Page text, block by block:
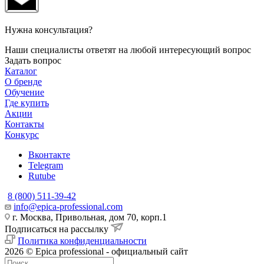
Нужна консультация?
Наши специалисты ответят на любой интересующий вопрос
Задать вопрос
Каталог
О бренде
Обучение
Где купить
Акции
Контакты
Конкурс
Вконтакте
Telegram
Rutube
8 (800) 511-39-42
info@epica-professional.com
г. Москва, Привольная, дом 70, корп.1
Подписаться на рассылку
Политика конфиденциальности
2026 © Epica professional - официальный сайт